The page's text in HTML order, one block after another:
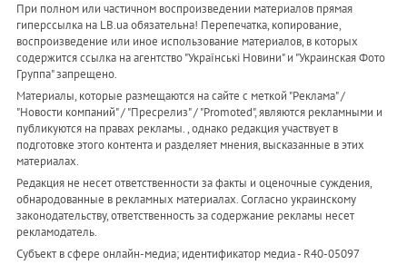
При полном или частичном воспроизведении материалов прямая
гиперссылка на LB.ua обязательна! Перепечатка, копирование,
воспроизведение или иное использование материалов, в которых
содержится ссылка на агентство "Українськi Новини" и "Украинская Фото
Группа" запрещено.
Материалы, которые размещаются на сайте с меткой "Реклама" /
"Новости компаний" / "Пресрелиз" / "Promoted", являются рекламными и
публикуются на правах рекламы. , однако редакция участвует в
подготовке этого контента и разделяет мнения, высказанные в этих
материалах.
Редакция не несет ответственности за факты и оценочные суждения,
обнародованные в рекламных материалах. Согласно украинскому
законодательству, ответственность за содержание рекламы несет
рекламодатель.
Субъект в сфере онлайн-медиа; идентификатор медиа - R40-05097